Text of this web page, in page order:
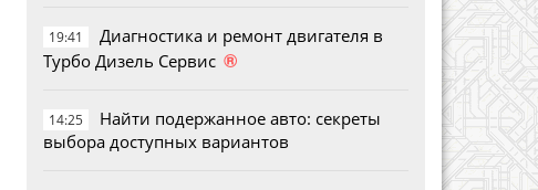
19:41
Диагностика и ремонт двигателя в
Турбо Дизель Сервис ®
14:25
Найти подержанное авто: секреты
выбора доступных вариантов